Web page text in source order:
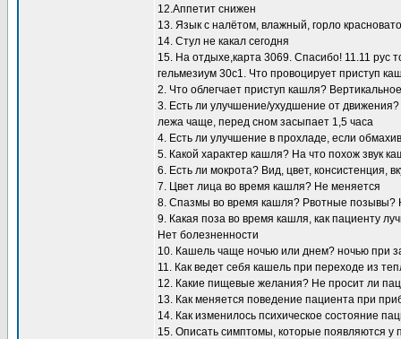
12.Аппетит снижен
13. Язык с налётом, влажный, горло
14. Стул не какал сегодня
15. На отдыхе,карта 3069. Спасибо! 11.11 рус
гельмезиум 30с1. Что провоцирует приступ
2. Что облегчает приступ кашля?
3. Есть ли улучшение/ухудшение от
лежа чаще, перед сном засыпает 1,5 часа
4. Есть ли улучшение в прохладе, если
5. Какой характер кашля? На что похож звук
6. Есть ли мокрота? Вид, цвет, консистенция,
7. Цвет лица во время кашля? Не меняется
8. Спазмы во время кашля? Рвотные позывы?
9. Какая поза во время кашля, как пациенту
Нет болезненности
10. Кашель чаще ночью или днем? ночью при
11. Как ведет себя кашель при переходе из
12. Какие пищевые желания? Не просит ли
13. Как меняется поведение пациента при
14. Как изменилось психическое состояние
15. Описать симптомы, которые появляются